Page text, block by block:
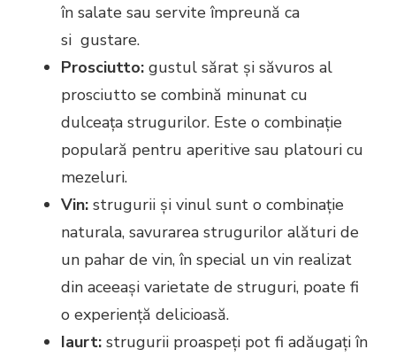
în salate sau servite împreună ca
si gustare.
Prosciutto: gustul sărat și săvuros al
prosciutto se combină minunat cu
dulceața strugurilor. Este o combinație
populară pentru aperitive sau platouri cu
mezeluri.
Vin: strugurii și vinul sunt o combinație
naturala, savurarea strugurilor alături de
un pahar de vin, în special un vin realizat
din aceeași varietate de struguri, poate fi
o experiență delicioasă.
Iaurt: strugurii proaspeți pot fi adăugați în